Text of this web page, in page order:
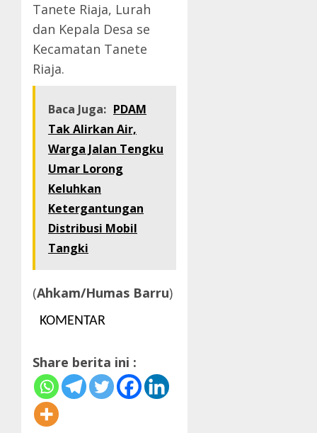
Tanete Riaja, Lurah
dan Kepala Desa se
Kecamatan Tanete
Riaja.
Baca Juga: PDAM
Tak Alirkan Air,
Warga Jalan Tengku
Umar Lorong
Keluhkan
Ketergantungan
Distribusi Mobil
Tangki
(Ahkam/Humas Barru)
KOMENTAR
Share berita ini :